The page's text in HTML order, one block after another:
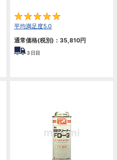
平均満足度5.0
通常価格(税別)： 35,810円
3 日目